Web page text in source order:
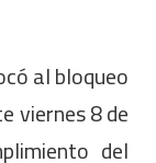
al bloqueo
viernes 8 de
del